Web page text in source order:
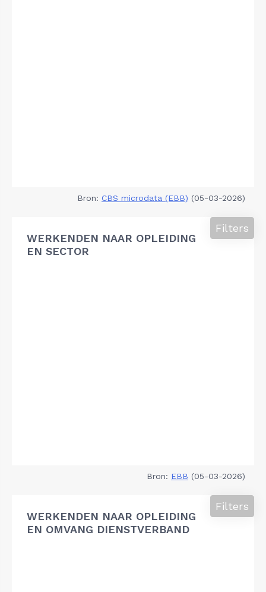
Bron: CBS microdata (EBB) (05-03-2026)
WERKENDEN NAAR OPLEIDING
EN SECTOR
Filters
Bron: EBB (05-03-2026)
WERKENDEN NAAR OPLEIDING
EN OMVANG DIENSTVERBAND
Filters